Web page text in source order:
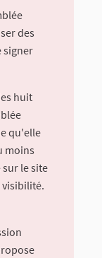
des
signer
huit
qu'elle
moins
sur le site
visibilité.